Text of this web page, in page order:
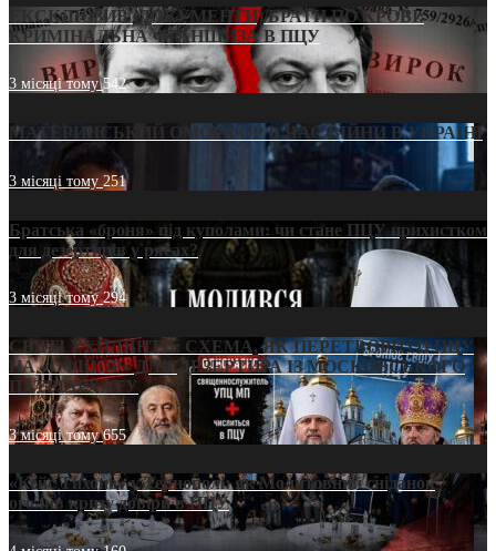
ЕКСКЛЮЗИВ (ДОКУМЕНТИ)/БРАТИ ПО КРОВІ:
КРИМІНАЛЬНА ФРАНШИЗА В ПЦУ
3 місяці тому542
МАТЕРИНСЬКИЙ ОМОРФОР В ЧАС ВІЙНИ В УКРАЇНІ
3 місяці тому251
Братська «броня» під куполами: чи стане ПЦУ прихистком
для дезертирів у рясах?
3 місяці тому294
СВЯТІ УХИЛЯНТИ: СХЕМА, ЯК ПЕРЕТВОРИТИ ПЦУ
НА «ОФШОР» ДЛЯ ДЕЗЕРТИРА ІЗ МОСКОВСЬКОГО
ПАТРІАРХАТУ
3 місяці тому655
«Кейс Тихона» у Тернополі: як Молитовний сніданок
оголив кризу довіри в ПЦУ